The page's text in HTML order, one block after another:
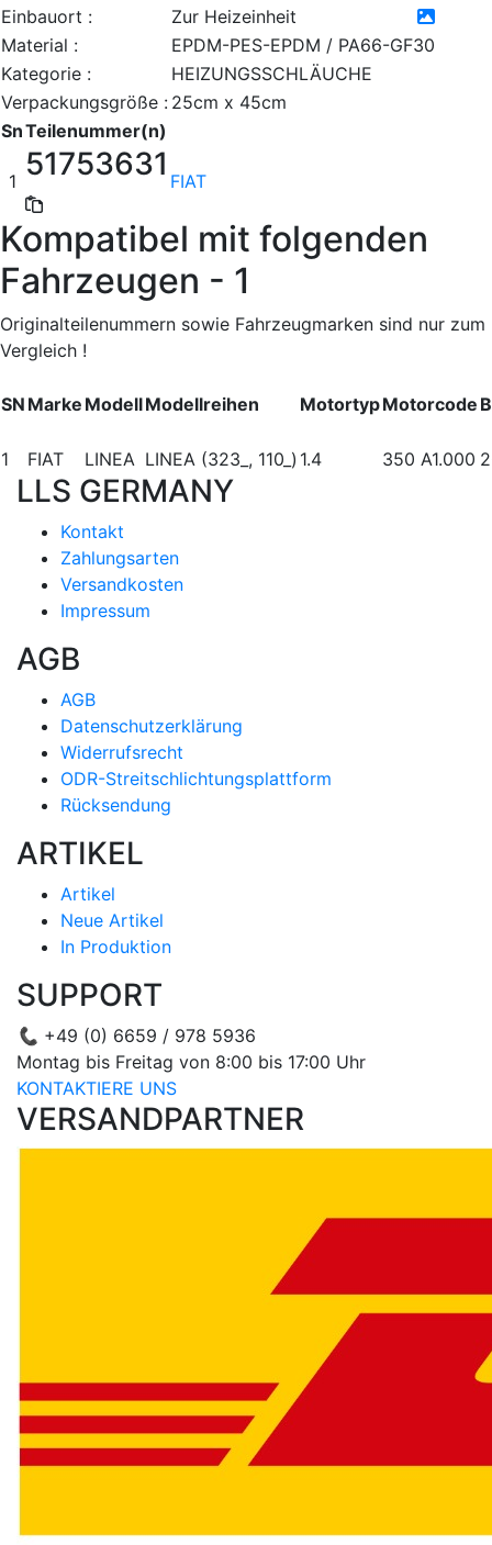
Einbauort :
Zur Heizeinheit
Material :
EPDM-PES-EPDM / PA66-GF30
Kategorie :
HEIZUNGSSCHLÄUCHE
Verpackungsgröße : 25cm x 45cm
SnTeilenummer(n)
1 51753631 FIAT
Kompatibel mit folgenden
Fahrzeugen - 1
Originalteilenummern sowie Fahrzeugmarken sind nur zum
Vergleich !
SN Marke ModellModellreihen MotortypMotorcode
1 FIAT LINEA LINEA (323_, 110_) 1.4 350 A1.000
LLS GERMANY
Kontakt
Zahlungsarten
Versandkosten
Impressum
AGB
AGB
Datenschutzerklärung
Widerrufsrecht
ODR-Streitschlichtungsplattform
Rücksendung
ARTIKEL
Artikel
Neue Artikel
In Produktion
SUPPORT
📞 +49 (0) 6659 / 978 5936
Montag bis Freitag von 8:00 bis 17:00 Uhr
KONTAKTIERE UNS
VERSANDPARTNER